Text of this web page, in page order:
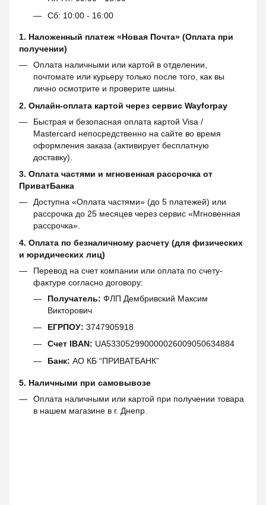
Сб: 10:00 - 16:00
1. Наложенный платеж «Новая Почта» (Оплата при
получении)
Оплата наличными или картой в отделении,
почтомате или курьеру только после того, как вы
лично осмотрите и проверите шины.
2. Онлайн-оплата картой через сервис Wayforpay
Быстрая и безопасная оплата картой Visa /
Mastercard непосредственно на сайте во время
оформления заказа (активирует бесплатную
доставку).
3. Оплата частями и мгновенная рассрочка от
ПриватБанка
Доступна «Оплата частями» (до 5 платежей) или
рассрочка до 25 месяцев через сервис «Мгновенная
рассрочка».
4. Оплата по безналичному расчету (для физических
и юридических лиц)
Перевод на счет компании или оплата по счету-
фактуре согласно договору:
Получатель: ФЛП Дембривский Максим
Викторович
ЕГРПОУ: 3747905918
Счет IBAN: UA533052990000026009050634884
Банк: АО КБ “ПРИВАТБАНК”
5. Наличными при самовывозе
Оплата наличными или картой при получении товара
в нашем магазине в г. Днепр.